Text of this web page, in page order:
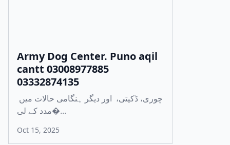
Army Dog Center. Puno aqil
cantt 03008977885
03332874135
مدد کے لی�...
Oct 15, 2025